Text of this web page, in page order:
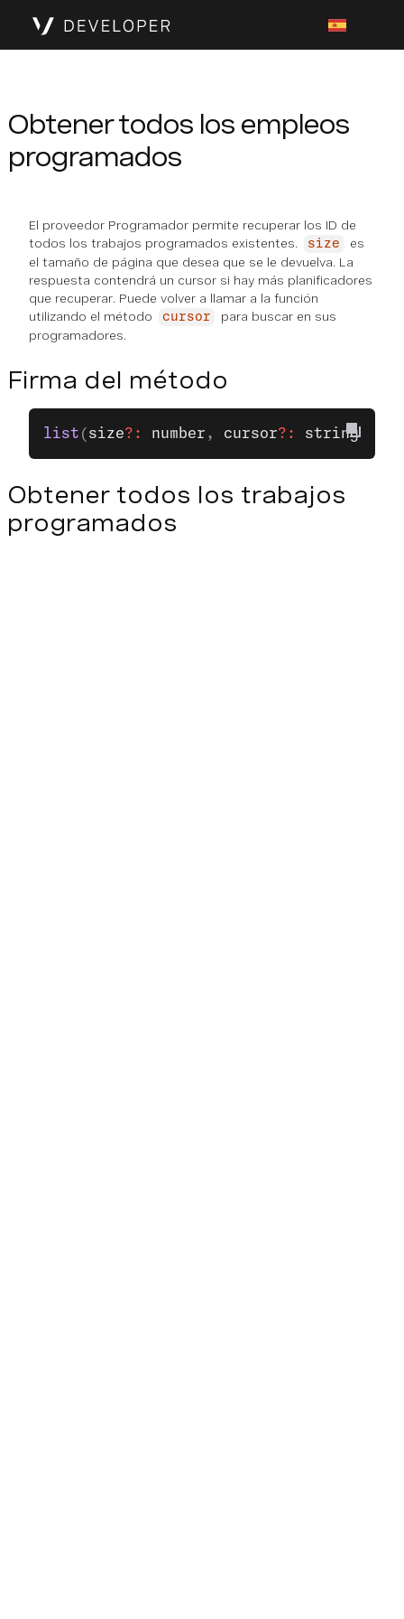
Obtener todos los empleos
programados
El proveedor Programador permite recuperar los ID de
todos los trabajos programados existentes.
size
es
el tamaño de página que desea que se le devuelva. La
respuesta contendrá un cursor si hay más planificadores
que recuperar. Puede volver a llamar a la función
utilizando el método
cursor
para buscar en sus
programadores.
Firma del método
list ( size?: number , cursor?: string)
Obtener todos los trabajos
programados